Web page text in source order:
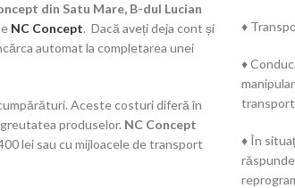
din Satu Mare, B-dul Lucian
NC Concept. Dacă aveți deja cont și
automat la completarea unei
Aceste costuri diferă în
produselor. NC Concept
lei sau cu mijloacele de transport
♦
♦
♦ În